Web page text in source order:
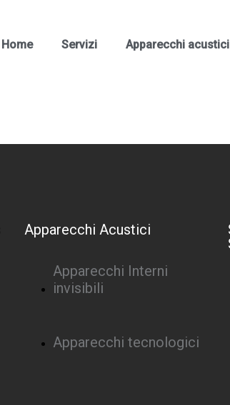
Home Servizi Apparecchi acustici
Apparecchi Acustici
Apparecchi Interni
invisibili
Apparecchi tecnologici